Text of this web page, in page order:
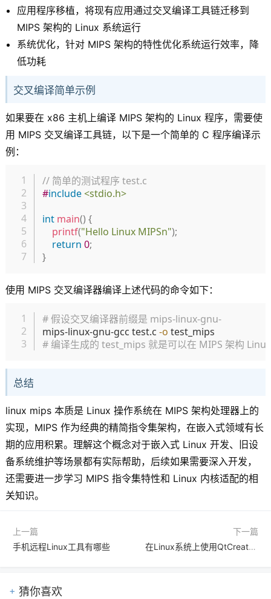
应用程序移植，将现有应用通过交叉编译工具链迁移到
MIPS 架构的 Linux 系统运行
系统优化，针对 MIPS 架构的特性优化系统运行效率，降
低功耗
交叉编译简单示例
如果要在 x86 主机上编译 MIPS 架构的 Linux 程序，需要使
用 MIPS 交叉编译工具链，以下是一个简单的 C 程序编译示
例：
// 简单的测试程序 test.c
#include<stdio.h>
int main() {
printf("Hello Linux MIPSn");
return 0;
}
使用 MIPS 交叉编译器编译上述代码的命令如下：
# 假设交叉编译器前缀是 mips-linux-gnu-
mips-linux-gnu-gcc test.c -o
# 编译生成的 test_mips 就是可以在 MIPS 架构
总结
linux mips 本质是 Linux 操作系统在 MIPS 架构处理器上的
实现，MIPS 作为经典的精简指令集架构，在嵌入式领域有长
期的应用积累。理解这个概念对于嵌入式 Linux 开发、旧设
备系统维护等场景都有实际帮助，后续如果需要深入开发，
还需要进一步学习 MIPS 指令集特性和 Linux 内核适配的相
关知识。
上一篇
手机远程Linux工具有哪些
下一篇
在Linux系统上使用QtCreator进行跨平台图形界面开发的配置技巧有哪些
猜你喜欢